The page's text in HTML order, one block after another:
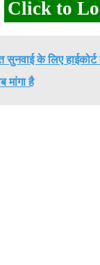
Click to
के लिए हाईकोर्ट
मांगा है